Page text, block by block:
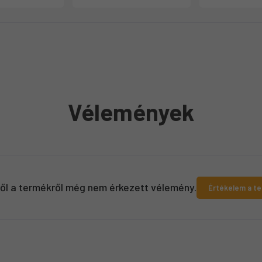
Vélemények
a termékről még nem érkezett vélemény. Értékelem a